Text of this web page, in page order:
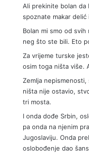
Ali prekinite bolan da
spoznate makar
Bolan mi smo od
neg što ste bili. Eto
Za vrijeme turske
osim toga ništa više.
Zemlja
ništa nije ostavio,
tri mosta.
I onda dođe Srbin,
pa onda na njenim
Jugoslaviju. Onda
oslobođenje dao